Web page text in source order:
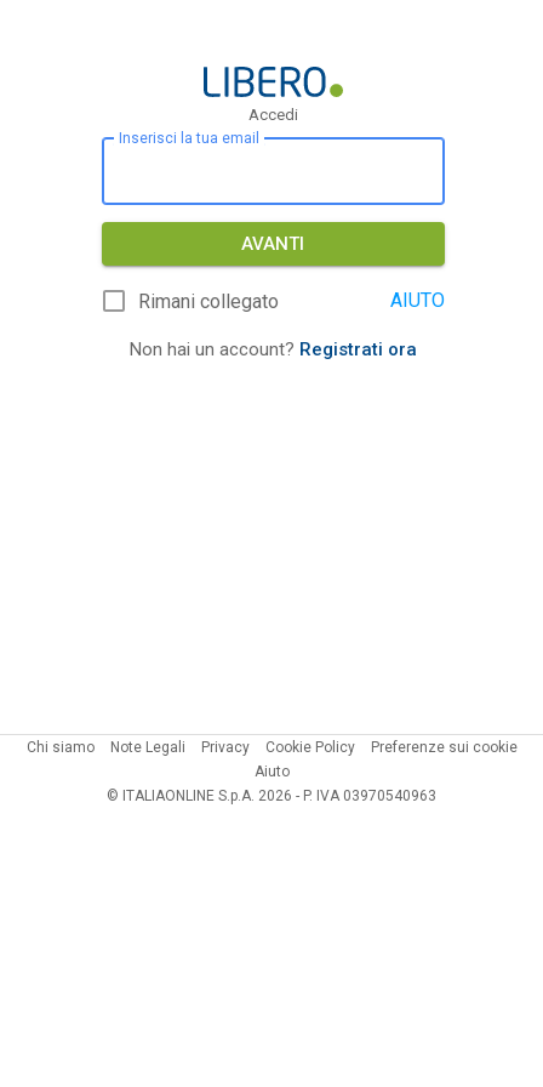
Accedi
Inserisci la tua email
AVANTI
Rimani collegato AIUTO
Non hai un account? Registrati ora
Chi siamo Note Legali Privacy Cookie Policy
Preferenze sui cookie
Aiuto
© ITALIAONLINE S.p.A. 2026 - P. IVA 03970540963